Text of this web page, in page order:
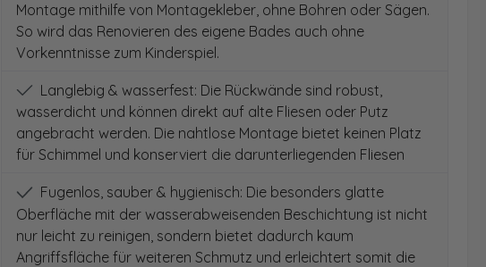
Montage mithilfe von Montagekleber, ohne Bohren oder Sägen.
So wird das Renovieren des eigene Bades auch ohne
Vorkenntnisse zum Kinderspiel.
Langlebig & wasserfest: Die Rückwände sind robust,
wasserdicht und können direkt auf alte Fliesen oder Putz
angebracht werden. Die nahtlose Montage bietet keinen Platz
für Schimmel und konserviert die darunterliegenden Fliesen
Fugenlos, sauber & hygienisch: Die besonders glatte
Oberfläche mit der wasserabweisenden Beschichtung ist nicht
nur leicht zu reinigen, sondern bietet dadurch kaum
Angriffsfläche für weiteren Schmutz und erleichtert somit die